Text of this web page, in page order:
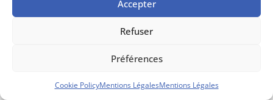
Accepter
Refuser
Préférences
Cookie PolicyMentions LégalesMentions Légales